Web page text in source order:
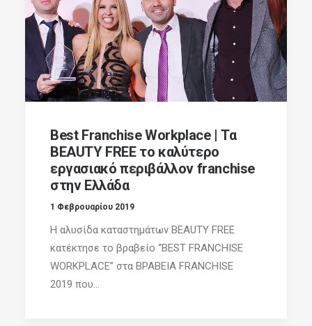
Best Franchise Workplace | Τα
BEAUTY FREE το καλύτερο
εργασιακό περιβάλλον franchise
στην Ελλάδα
1 Φεβρουαρίου 2019
Η αλυσίδα καταστημάτων BEAUTY FREE
κατέκτησε το βραβείο “BEST FRANCHISE
WORKPLACE” στα ΒΡΑΒΕΙΑ FRANCHISE
2019 που...